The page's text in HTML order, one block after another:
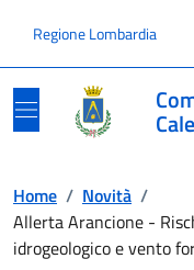
Regione Lombardia
Home / Novità /
Allerta Arancione -
idrogeologico e vento